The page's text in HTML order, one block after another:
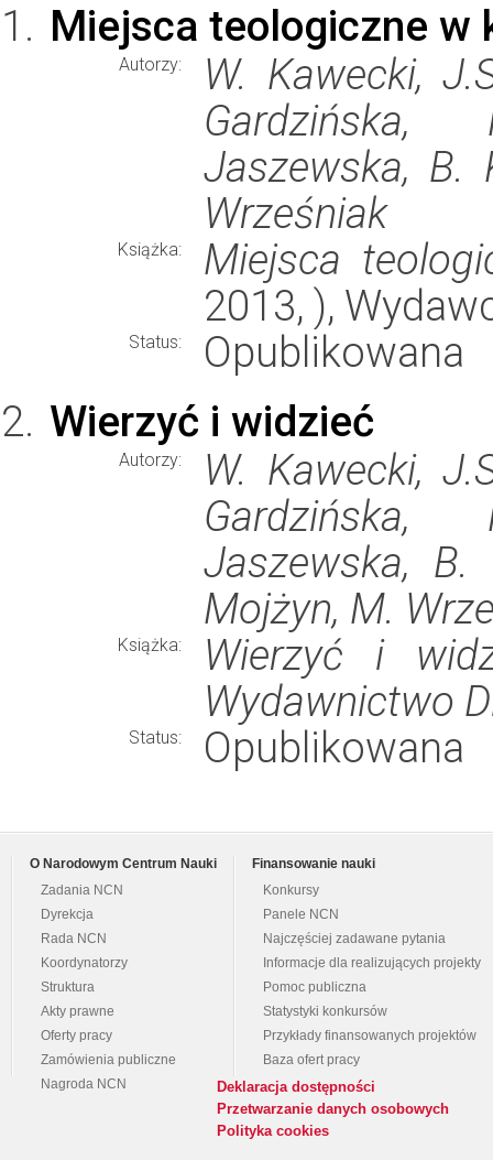
Miejsca teologiczne w
Autorzy:
W. Kawecki,
Gardzińska,
Jaszewska, B.
Wrześniak
Książka:
Miejsca
2013, ),
Status:
Opublikowana
Wierzyć i widzieć
Autorzy:
W. Kawecki,
Gardzińska,
Jaszewska,
Mojżyn, M.
Książka:
Wierzyć i
Wydawnictwo
Status: Opublikowana
O Narodowym Centrum Nauki
Zadania NCN
Dyrekcja
Rada NCN
Koordynatorzy
Struktura
Akty prawne
Oferty pracy
Zamówienia publiczne
Nagroda NCN
Finansowanie nauki
Konkursy
Panele NCN
Najczęściej zadawane pytania
Informacje dla realizujących projekty
Pomoc publiczna
Statystyki konkursów
Przykłady finansowanych projektów
Baza ofert pracy
Deklaracja dostępności
Przetwarzanie danych osobowych
Polityka cookies